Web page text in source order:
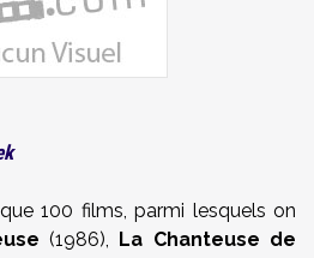
100 films, parmi lesquels on
(1986), La Chanteuse de